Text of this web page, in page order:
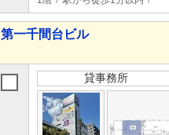
第一千間台ビル
貸事務所